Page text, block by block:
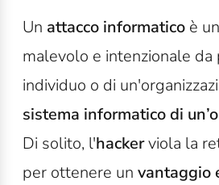
Un attacco informatico è
malevolo e intenzionale da
individuo o di
sistema informatico di
Di solito, l'hackerviola la
per ottenere un vantaggio